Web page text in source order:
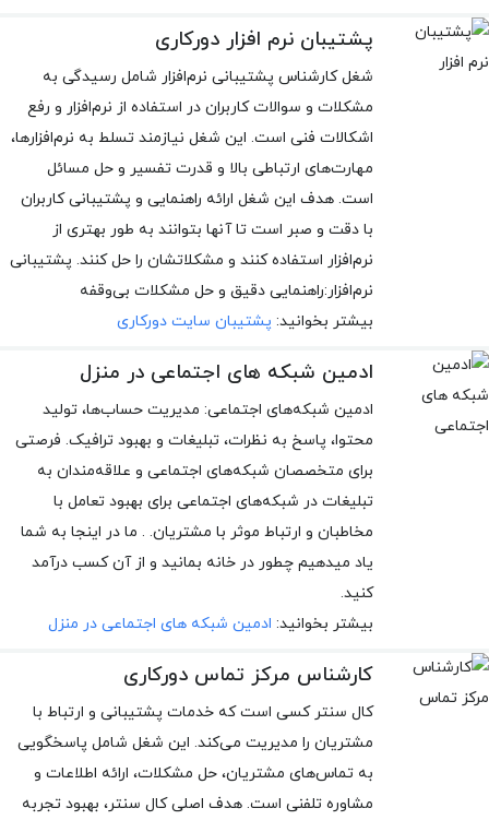
پشتیبان نرم افزار دورکاری
شغل کارشناس پشتیبانی نرم‌افزار شامل رسیدگی به
مشکلات و سوالات کاربران در استفاده از نرم‌افزار و رفع
اشکالات فنی است. این شغل نیازمند تسلط به نرم‌افزارها،
مهارت‌های ارتباطی بالا و قدرت تفسیر و حل مسائل
است. هدف این شغل ارائه راهنمایی و پشتیبانی کاربران
با دقت و صبر است تا آنها بتوانند به طور بهتری از
نرم‌افزار استفاده کنند و مشکلاتشان را حل کنند. پشتیبانی
نرم‌افزار:راهنمایی دقیق و حل مشکلات بی‌وقفه
بیشتر بخوانید: پشتیبان سایت دورکاری
ادمین شبکه های اجتماعی در منزل
ادمین شبکه‌های اجتماعی: مدیریت حساب‌ها، تولید
محتوا، پاسخ به نظرات، تبلیغات و بهبود ترافیک. فرصتی
برای متخصصان شبکه‌های اجتماعی و علاقه‌مندان به
تبلیغات در شبکه‌های اجتماعی برای بهبود تعامل با
مخاطبان و ارتباط موثر با مشتریان. . ما در اینجا به شما
یاد میدهیم چطور در خانه بمانید و از آن کسب درآمد
کنید.
بیشتر بخوانید: ادمین شبکه های اجتماعی در منزل
کارشناس مرکز تماس دورکاری
کال سنتر کسی است که خدمات پشتیبانی و ارتباط با
مشتریان را مدیریت می‌کند. این شغل شامل پاسخگویی
به تماس‌های مشتریان، حل مشکلات، ارائه اطلاعات و
مشاوره تلفنی است. هدف اصلی کال سنتر، بهبود تجربه